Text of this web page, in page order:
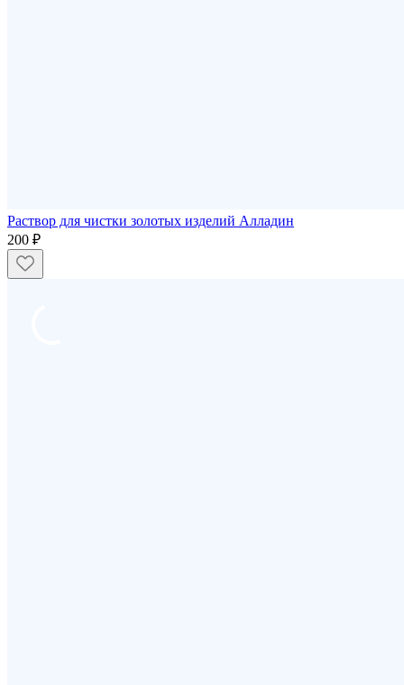
Раствор для чистки золотых изделий Алладин
200 ₽